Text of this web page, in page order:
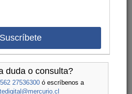
Suscríbete
duda o consulta?
27536300ó escríbenos a